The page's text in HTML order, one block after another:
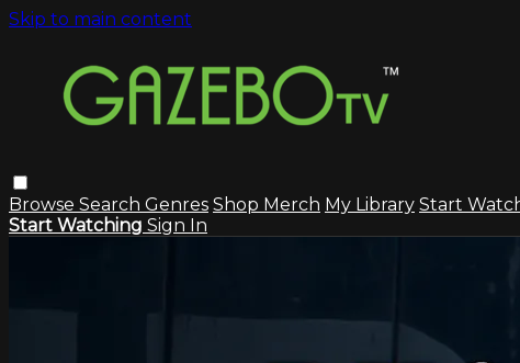
Skip to main content
Browse Search Genres Shop Merch My Library Start
Start Watching Sign In